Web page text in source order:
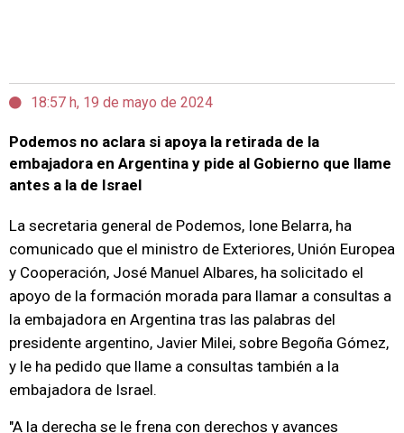
18:57 h, 19 de mayo de 2024
Podemos no aclara si apoya la retirada de la
embajadora en Argentina y pide al Gobierno que llame
antes a la de Israel
La secretaria general de Podemos, Ione Belarra, ha
comunicado que el ministro de Exteriores, Unión Europea
y Cooperación, José Manuel Albares, ha solicitado el
apoyo de la formación morada para llamar a consultas a
la embajadora en Argentina tras las palabras del
presidente argentino, Javier Milei, sobre Begoña Gómez,
y le ha pedido que llame a consultas también a la
embajadora de Israel.
"A la derecha se le frena con derechos y avances